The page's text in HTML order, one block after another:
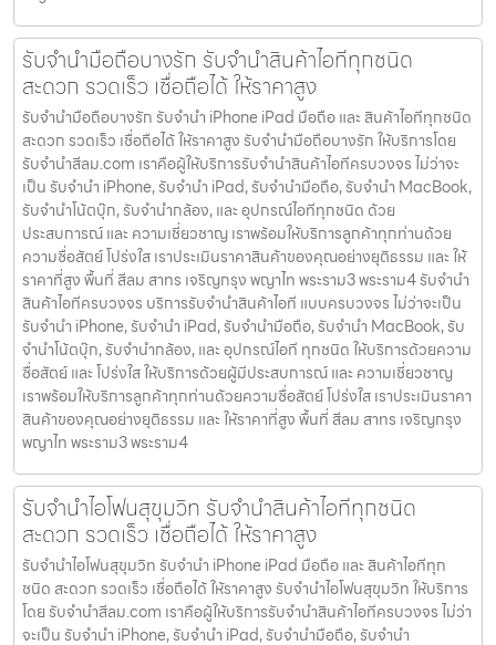
รับจำนำมือถือบางรัก รับจำนำสินค้าไอทีทุกชนิด
สะดวก รวดเร็ว เชื่อถือได้ ให้ราคาสูง
รับจำนำมือถือบางรัก รับจำนำ iPhone iPad มือถือ และ สินค้าไอทีทุกชนิด
สะดวก รวดเร็ว เชื่อถือได้ ให้ราคาสูง รับจำนำมือถือบางรัก ให้บริการโดย
รับจํานําสีลม.com เราคือผู้ให้บริการรับจำนำสินค้าไอทีครบวงจร ไม่ว่าจะ
เป็น รับจำนำ iPhone, รับจำนำ iPad, รับจำนำมือถือ, รับจำนำ MacBook,
รับจำนำโน้ตบุ๊ก, รับจำนำกล้อง, และ อุปกรณ์ไอทีทุกชนิด ด้วย
ประสบการณ์ และ ความเชี่ยวชาญ เราพร้อมให้บริการลูกค้าทุกท่านด้วย
ความซื่อสัตย์ โปร่งใส เราประเมินราคาสินค้าของคุณอย่างยุติธรรม และ ให้
ราคาที่สูง พื้นที่ สีลม สาทร เจริญกรุง พญาไท พระราม3 พระราม4 รับจำนำ
สินค้าไอทีครบวงจร บริการรับจำนำสินค้าไอที แบบครบวงจร ไม่ว่าจะเป็น
รับจำนำ iPhone, รับจำนำ iPad, รับจำนำมือถือ, รับจำนำ MacBook, รับ
จำนำโน้ตบุ๊ก, รับจำนำกล้อง, และ อุปกรณ์ไอที ทุกชนิด ให้บริการด้วยความ
ซื่อสัตย์ และ โปร่งใส ให้บริการด้วยผู้มีประสบการณ์ และ ความเชี่ยวชาญ
เราพร้อมให้บริการลูกค้าทุกท่านด้วยความซื่อสัตย์ โปร่งใส เราประเมินราคา
สินค้าของคุณอย่างยุติธรรม และ ให้ราคาที่สูง พื้นที่ สีลม สาทร เจริญกรุง
พญาไท พระราม3 พระราม4
รับจำนำไอโฟนสุขุมวิท รับจำนำสินค้าไอทีทุกชนิด
สะดวก รวดเร็ว เชื่อถือได้ ให้ราคาสูง
รับจำนำไอโฟนสุขุมวิท รับจำนำ iPhone iPad มือถือ และ สินค้าไอทีทุก
ชนิด สะดวก รวดเร็ว เชื่อถือได้ ให้ราคาสูง รับจำนำไอโฟนสุขุมวิท ให้บริการ
โดย รับจํานําสีลม.com เราคือผู้ให้บริการรับจำนำสินค้าไอทีครบวงจร ไม่ว่า
จะเป็น รับจำนำ iPhone, รับจำนำ iPad, รับจำนำมือถือ, รับจำนำ